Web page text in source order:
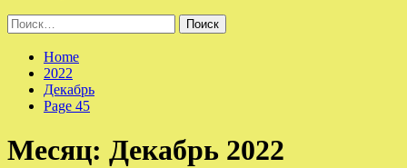
Найти:
Home
2022
Декабрь
Page 45
Месяц: Декабрь 2022